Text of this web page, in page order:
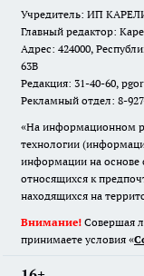
Учредитель: ИП
Главный редактор:
Адрес: 424000,
63В
Редакция: 31-40-60,
Рекламный отдел: 8-
«На информационном
технологии
информации на основе
относящихся к
находящихся на
Внимание! Совершая
принимаете условия «